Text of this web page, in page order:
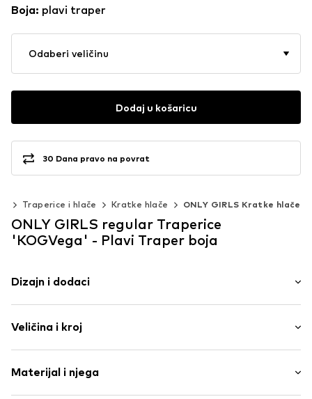
Boja: plavi traper
Odaberi veličinu
Dodaj u košaricu
30 Dana pravo na povrat
Traperice i hlače Kratke hlače ONLY GIRLS Kratke hlače
ONLY GIRLS regular Traperice
'KOGVega' - Plavi Traper boja
Dizajn i dodaci
Traper
Blue denim/washed
Zakrpe
Veličina i kroj
Kroj: regular
Materijal i njega